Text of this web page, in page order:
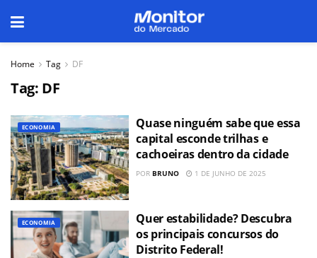
Home Tag DF
Tag: DF
ECONOMIA
Quase ninguém sabe que essa
capital esconde trilhas e
cachoeiras dentro da cidade
POR BRUNO 1 DE JUNHO DE 2025
ECONOMIA
Quer estabilidade? Descubra
os principais concursos do
Distrito Federal!